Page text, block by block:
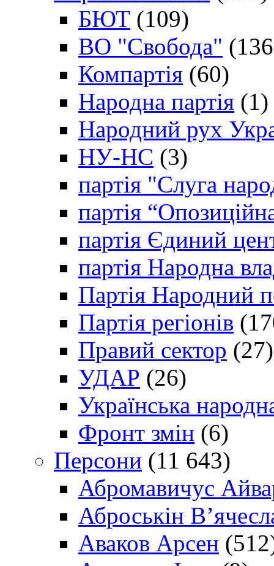
БЮТ (109)
ВО "Свобода"
Компартія (60)
Народна партія (1)
Народний рух
НУ-НС (3)
партія "Слуга
партія
партія Єдиний
партія Народна
Партія Народний
Партія регіонів
Правий сектор (27)
УДАР (26)
Українська
Фронт змін (6)
Персони (11 643)
Абромавичус
Аброськін
Аваков Арсен